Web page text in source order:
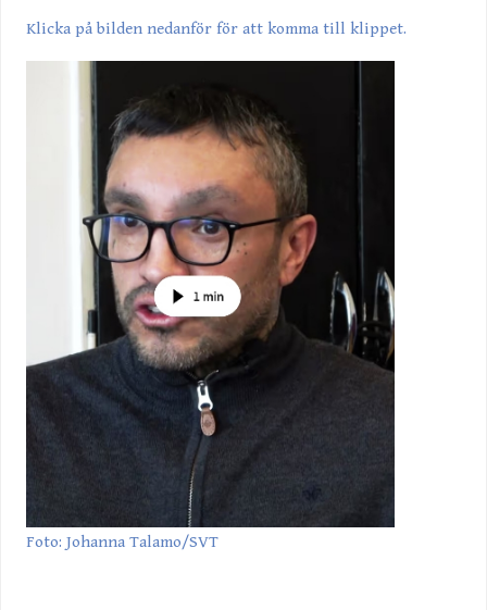
Klicka på bilden nedanför för att komma till klippet.
Foto: Johanna Talamo/SVT